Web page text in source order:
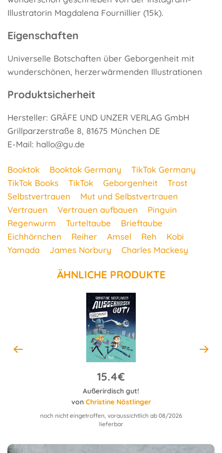
Illustratorin Magdalena Fournillier (15k).
Eigenschaften
Universelle Botschaften über Geborgenheit mit
wunderschönen, herzerwärmenden Illustrationen
Produktsicherheit
Hersteller: GRÄFE UND UNZER VERLAG GmbH
Grillparzerstraße 8, 81675 München DE
E-Mail: hallo@gu.de
Booktok Booktok Germany
TikTok Germany
TikTok Books
TikTok Geborgenheit
Trost
Selbstvertrauen
Mut und Selbstvertrauen
Vertrauen
Vertrauen aufbauen
Pinguin
Regenwurm
Turteltaube
Brieftaube
Eichhörnchen
Reiher Amsel Reh
Kobi
Yamada
James Norbury Charles Mackesy
ÄHNLICHE PRODUKTE
15.4€
Außerirdisch gut!
von Christine Nöstlinger
noch nicht eingetroffen, voraussichtlich ab 08/2026
lieferbar